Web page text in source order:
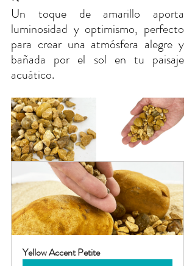
Un toque de amarillo aporta
luminosidad y optimismo, perfecto
para crear una atmósfera alegre y
bañada por el sol en tu paisaje
acuático.
Yellow Accent Petite